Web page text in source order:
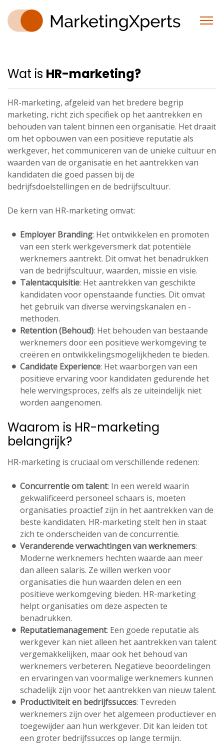
Wat is HR-marketing?
HR-marketing, afgeleid van het bredere begrip
marketing, richt zich specifiek op het aantrekken en
behouden van talent binnen een organisatie. Het draait
om het opbouwen van een positieve reputatie als
werkgever, het communiceren van de unieke cultuur en
waarden van de organisatie en het aantrekken van
kandidaten die goed passen bij de
bedrijfsdoelstellingen en de bedrijfscultuur.
De kern van HR-marketing omvat:
Employer Branding: Het ontwikkelen en promoten
van een sterk werkgeversmerk dat potentiële
werknemers aantrekt. Dit omvat het benadrukken
van de bedrijfscultuur, waarden, missie en visie.
Talentacquisitie: Het aantrekken van geschikte
kandidaten voor openstaande functies. Dit omvat
het gebruik van diverse wervingskanalen en -
methoden.
Retention (Behoud): Het behouden van bestaande
werknemers door een positieve werkomgeving te
creëren en ontwikkelingsmogelijkheden te bieden.
Candidate Experience: Het waarborgen van een
positieve ervaring voor kandidaten gedurende het
hele wervingsproces, zelfs als ze uiteindelijk niet
worden aangenomen.
Waarom is HR-marketing
belangrijk?
HR-marketing is cruciaal om verschillende redenen:
Concurrentie om talent: In een wereld waarin
gekwalificeerd personeel schaars is, moeten
organisaties proactief zijn in het aantrekken van de
beste kandidaten. HR-marketing stelt hen in staat
zich te onderscheiden van de concurrentie.
Veranderende verwachtingen van werknemers:
Moderne werknemers hechten waarde aan meer
dan alleen salaris. Ze willen werken voor
organisaties die hun waarden delen en een
positieve werkomgeving bieden. HR-marketing
helpt organisaties om deze aspecten te
benadrukken.
Reputatiemanagement: Een goede reputatie als
werkgever kan niet alleen het aantrekken van talent
vergemakkelijken, maar ook het behoud van
werknemers verbeteren. Negatieve beoordelingen
en ervaringen van voormalige werknemers kunnen
schadelijk zijn voor het aantrekken van nieuw talent.
Productiviteit en bedrijfssucces: Tevreden
werknemers zijn over het algemeen productiever en
toegewijder aan hun werkgever. Dit kan leiden tot
een groter bedrijfssucces op lange termijn.